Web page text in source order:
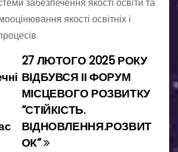
забезпечення якості освіти та
якості освітніх і
27 ЛЮТОГО 2025 РОКУ
ВІДБУВСЯ ІІ ФОРУМ
МІСЦЕВОГО РОЗВИТКУ
“СТІЙКІСТЬ.
ВІДНОВЛЕННЯ.РОЗВИТ
ОК”